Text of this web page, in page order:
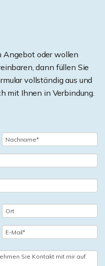
Angebot oder wollen
dann füllen Sie
vollständig aus und
mit Ihnen in Verbindung.